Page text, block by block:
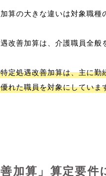
算の大きな違いは対象職種
改善加算は、介護職員全般
定処遇改善加算は、主に勤
れた職員を対象にしていま
善加算」算定要件